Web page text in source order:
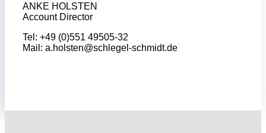
ANKE HOLSTEN
Account Director
Tel: +49 (0)551 49505-32
Mail: a.holsten@schlegel-schmidt.de